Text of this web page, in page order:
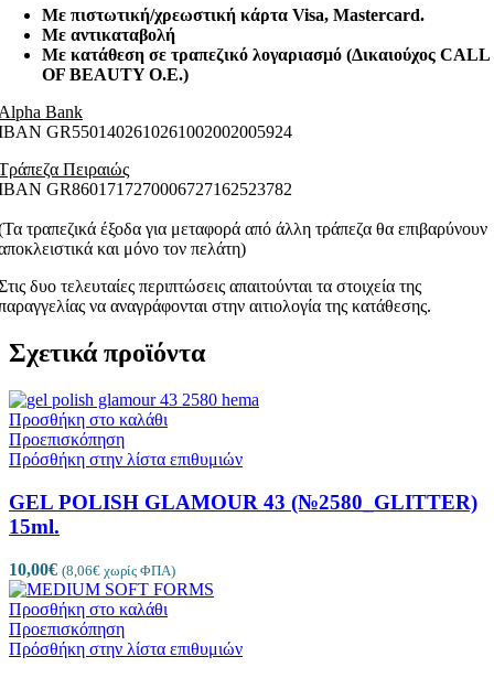
Με πιστωτική/χρεωστική κάρτα Visa, Mastercard.
Με αντικαταβολή
Με κατάθεση σε τραπεζικό λογαριασμό (Δικαιούχος CALL
OF BEAUTY O.E.)
Bank
GR5501402610261002002005924
Πειραιώς
GR8601717270006727162523782
τραπεζικά έξοδα για μεταφορά από άλλη τράπεζα θα επιβαρύνουν
και μόνο τον πελάτη)
δυο τελευταίες περιπτώσεις απαιτούνται τα στοιχεία της
να αναγράφονται στην αιτιολογία της κατάθεσης.
Σχετικά προϊόντα
Προσθήκη στο καλάθι
Προεπισκόπηση
Πρόσθήκη στην λίστα επιθυμιών
GEL POLISH GLAMOUR 43 (№2580_GLITTER)
15ml.
10,00€ (8,06€ χωρίς ΦΠΑ)
Προσθήκη στο καλάθι
Προεπισκόπηση
Πρόσθήκη στην λίστα επιθυμιών